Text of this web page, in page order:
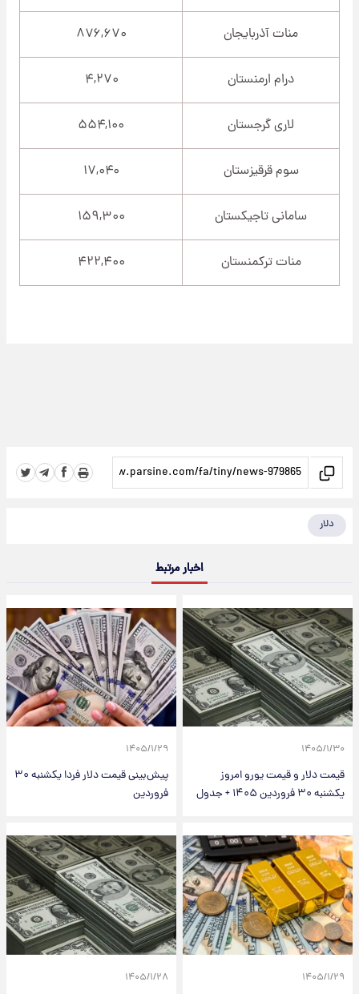
منات آذربایجان ۸۷۶,۶۷۰
درام ارمنستان ۴,۲۷۰
لاری گرجستان ۵۵۴,۱۰۰
سوم قرقیزستان ۱۷,۰۴۰
سامانی تاجیکستان ۱۵۹,۳۰۰
منات ترکمنستان ۴۲۲,۴۰۰
دلار
اخبار مرتبط
۱۴۰۵/۱/۳۰
قیمت دلار و قیمت یورو امروز
یکشنبه ۳۰ فروردین ۱۴۰۵ + جدول
۱۴۰۵/۱/۲۹
پیش‌بینی قیمت دلار فردا یکشنبه ۳۰
فروردین
۱۴۰۵/۱/۲۹ ۱۴۰۵/۱/۲۸